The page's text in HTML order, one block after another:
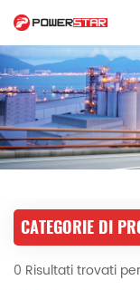
servizio di
CATEGORIE DI
0 Risultati trovati